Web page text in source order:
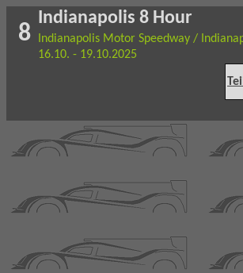
8
Indianapolis 8 Hour
Indianapolis Motor Speedway /
16.10. - 19.10.2025